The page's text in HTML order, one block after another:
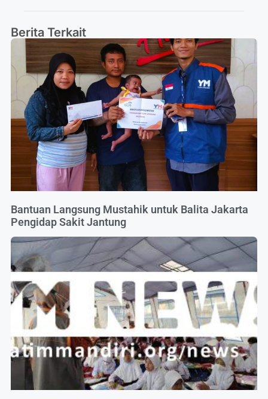
Berita Terkait
Bantuan Langsung Mustahik untuk Balita Jakarta
Pengidap Sakit Jantung